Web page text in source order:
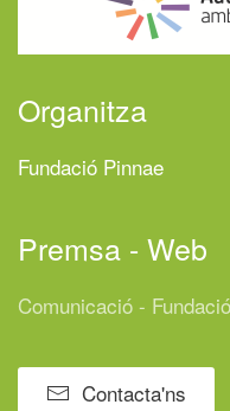
Organitza
Fundació Pinnae
Premsa - Web
Comunicació -
Contacta'ns